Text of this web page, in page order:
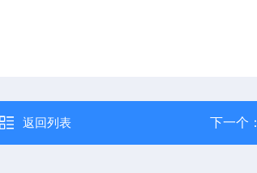
返回列表 下一个：